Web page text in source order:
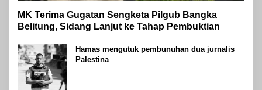
MK Terima Gugatan Sengketa Pilgub Bangka
Belitung, Sidang Lanjut ke Tahap Pembuktian
Hamas mengutuk pembunuhan dua jurnalis
Palestina